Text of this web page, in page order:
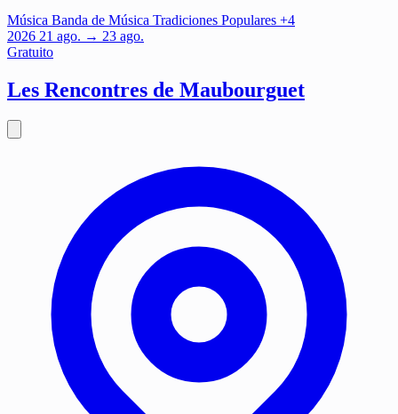
Música Banda de Música Tradiciones Populares +4
2026 21 ago. → 23 ago.
Gratuito
Les Rencontres de Maubourguet